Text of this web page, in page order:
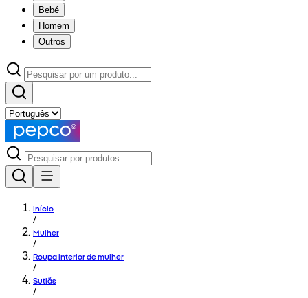
Bebé
Homem
Outros
Início
/
Mulher
/
Roupa interior de mulher
/
Sutiãs
/